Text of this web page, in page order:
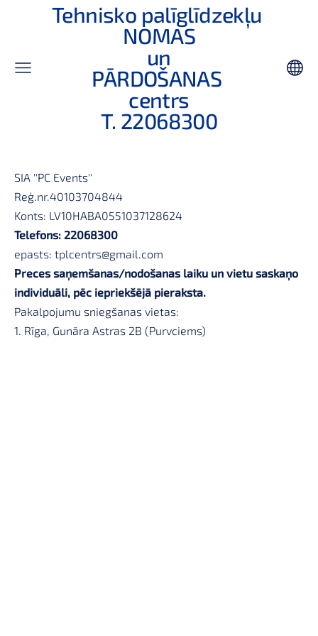
Tehnisko palīglīdzekļu
NOMAS
un
PĀRDOŠANAS
centrs
T. 22068300
SIA ''PC Events''
Reģ.nr.40103704844
Konts: LV10HABA0551037128624
Telefons: 22068300
epasts: tplcentrs@gmail.com
Preces saņemšanas/nodošanas laiku un vietu saskaņo
individuāli, pēc iepriekšējā pieraksta.
Pakalpojumu sniegšanas vietas:
1. Rīga, Gunāra Astras 2B (Purvciems)